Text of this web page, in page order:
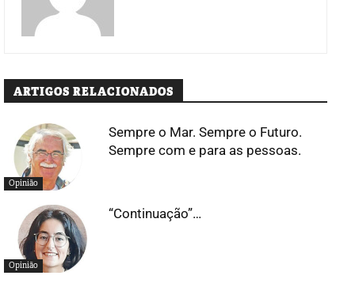
ARTIGOS RELACIONADOS
Opinião
Sempre o Mar. Sempre o Futuro.
Sempre com e para as pessoas.
Opinião
“Continuação”…